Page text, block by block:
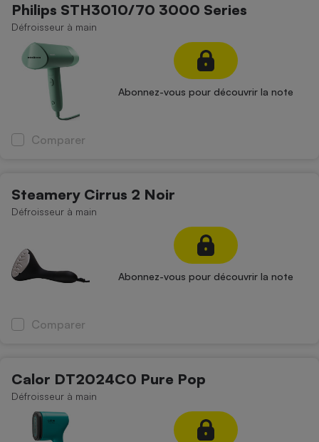
Philips STH3010/70 3000 Series
Défroisseur à main
Abonnez-vous pour découvrir la note
Comparer
Steamery Cirrus 2 Noir
Défroisseur à main
Abonnez-vous pour découvrir la note
Comparer
Calor DT2024C0 Pure Pop
Défroisseur à main